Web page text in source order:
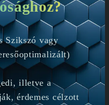
Szikszó vagy
illetve a
érdemes célzott